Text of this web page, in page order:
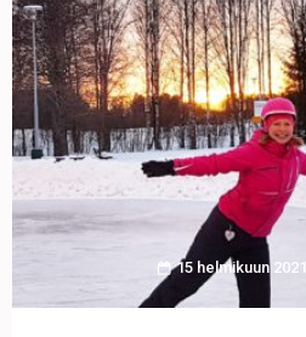
15 helmikuun 2021